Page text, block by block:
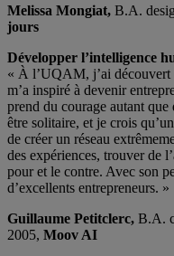
Melissa Mongiat, B.A.
jours
Développer l’intelligence
« À l’UQAM, j’ai découvert
m’a inspiré à devenir
prend du courage autant
être solitaire, et je crois
de créer un réseau
des expériences, trouver de
pour et le contre. Avec son
d’excellents entrepreneurs. »
Guillaume Petitclerc, B.A.
2005, Moov AI